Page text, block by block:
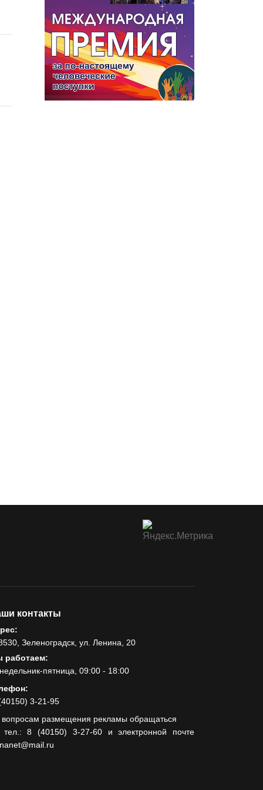
контакты
Зеленоградск, ул. Ленина, 20
работаем:
пятница, 09:00 - 18:00
3-21-95
размещения рекламы обращаться
тел.: 8 (40150) 3-27-60 и электронной почте